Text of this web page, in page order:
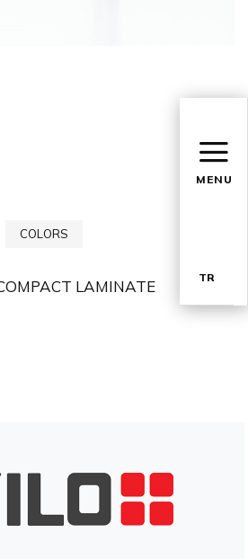
MENU
TR
COLORS
LAMINATE